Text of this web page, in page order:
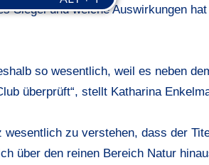
Siegel und welche Auswirkungen
so wesentlich, weil es neben
überprüft“, stellt Katharina
zu verstehen, dass der
über den reinen Bereich Natur